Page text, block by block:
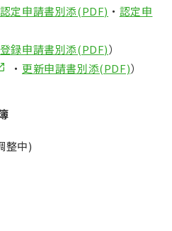
認定申請書別添(PDF) ・ 認定申
登録申請書別添(PDF)）
・更新申請書別添(PDF)）
整中)